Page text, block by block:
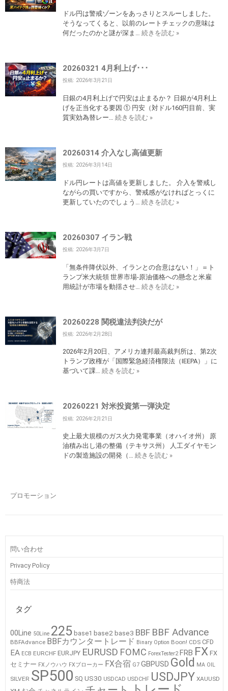
ドル円は警戒ゾーンをあっさりとスルーしました。
そうなってくると、以前のレートチェックの意味は
何だったのかと謎が深ま… 続きを読む »
20260321 4月利上げ･･･
投稿: 2026年3月21日
日銀の4月利上げで円安は止まるか？ 日銀が4月利上
げを正当化する要因 ① 円安（対ドル160円目前、実
質実効為替レー… 続きを読む »
20260314 介入なし高値更新
投稿: 2026年3月14日
ドル円レートは高値を更新しました。 介入を警戒し
ながらの買いですから、警戒感がなければとっくに
更新していたのでしょう… 続きを読む »
20260307 イラン戦
投稿: 2026年3月7日
「無条件降伏以外、イランとの合意はない！」＝ト
ランプ米大統領 世界市場-原油価格への懸念と米雇
用統計が市場を動揺させ… 続きを読む »
20260228 関税違法判決だが
投稿: 2026年2月28日
2026年2月20日、アメリカ連邦最高裁判所は、第2次
トランプ政権が「国際緊急経済権限法（IEEPA）」に
基づいて課… 続きを読む »
20260221 対米投資第一弾決定
投稿: 2026年2月21日
史上最大規模のガス火力発電事業（オハイオ州） 原
油積み出し港の整備（テキサス州） 人工ダイヤモン
ドの製造施設の開発（… 続きを読む »
プロモーション
問い合わせ
Privacy Policy
特商法
タグ
00Line 50Line 225 base1 base2 base3 BBF BBF Advance
BBFAdvance BBFカウンタートレード Binary Option Boon! CDS CFD
EA ECB EURCHF EURJPY EURUSD FOMC ForexTester2 FRB FX FX
セミナー FXノウハウ FXブローカー FX合宿 G7 GBPUSD Gold MA OIL
SILVER SP500 SQ US30 USDCAD USDCHF USDJPY XAUUSD